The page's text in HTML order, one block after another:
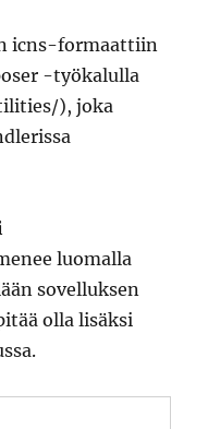
icns-formaattiin
-työkalulla
), joka
luomalla
sovelluksen
olla lisäksi